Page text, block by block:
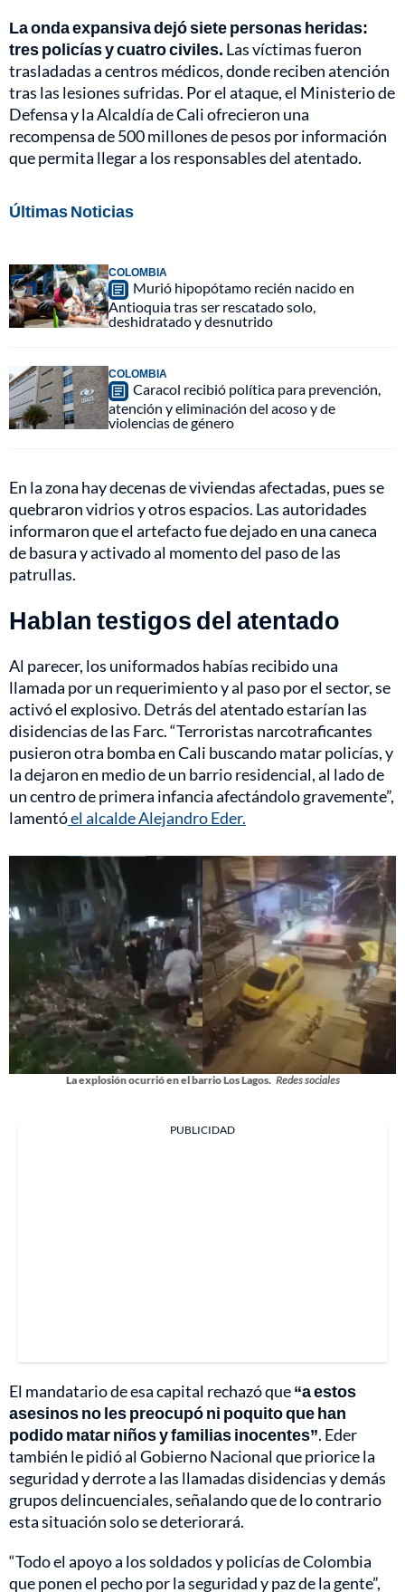
La onda expansiva dejó siete personas heridas:
tres policías y cuatro civiles. Las víctimas fueron
trasladadas a centros médicos, donde reciben atención
tras las lesiones sufridas. Por el ataque, el Ministerio de
Defensa y la Alcaldía de Cali ofrecieron una
recompensa de 500 millones de pesos por información
que permita llegar a los responsables del atentado.
Últimas Noticias
COLOMBIA
Murió hipopótamo recién nacido en
Antioquia tras ser rescatado solo,
deshidratado y desnutrido
COLOMBIA
Caracol recibió política para prevención,
atención y eliminación del acoso y de
violencias de género
En la zona hay decenas de viviendas afectadas, pues se
quebraron vidrios y otros espacios. Las autoridades
informaron que el artefacto fue dejado en una caneca
de basura y activado al momento del paso de las
patrullas.
Hablan testigos del atentado
Al parecer, los uniformados habías recibido una
llamada por un requerimiento y al paso por el sector, se
activó el explosivo. Detrás del atentado estarían las
disidencias de las Farc. “Terroristas narcotraficantes
pusieron otra bomba en Cali buscando matar policías, y
la dejaron en medio de un barrio residencial, al lado de
un centro de primera infancia afectándolo gravemente”,
lamentóel alcalde Alejandro Eder.
La explosión ocurrió en el barrio Los Lagos. Redes sociales
PUBLICIDAD
El mandatario de esa capital rechazó que“a estos
asesinos no les preocupó ni poquito que han
podido matar niños y familias inocentes”. Eder
también le pidió al Gobierno Nacional que priorice la
seguridad y derrote a las llamadas disidencias y demás
grupos delincuenciales, señalando que de lo contrario
esta situación solo se deteriorará.
“Todo el apoyo a los soldados y policías de Colombia
que ponen el pecho por la seguridad y paz de la gente”,